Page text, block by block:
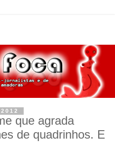
que agrada
de quadrinhos. E